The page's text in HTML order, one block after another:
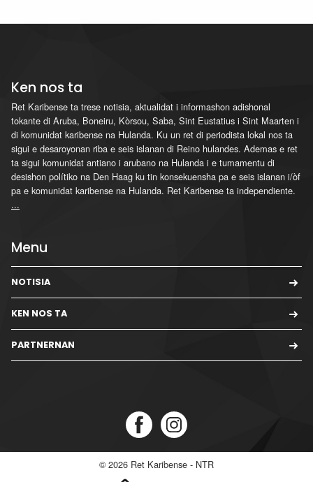
Ken nos ta
Ret Karibense ta trese notisia, aktualidat i informashon adishonal
tokante di Aruba, Boneiru, Kòrsou, Saba, Sint Eustatius i Sint Maarten i
di komunidat karibense na Hulanda. Ku un ret di periodista lokal nos ta
sigui e desaroyonan riba e seis islanan di Reino hulandes. Ademas e ret
ta sigui komunidat antiano i arubano na Hulanda i e tumamentu di
desishon polítiko na Den Haag ku tin konsekuensha pa e seis islanan i/òf
pa e komunidat karibense na Hulanda. Ret Karibense ta independiente.
...
Menu
NOTISIA
KEN NOS TA
PARTNERNAN
© 2026 Ret Karibense - NTR